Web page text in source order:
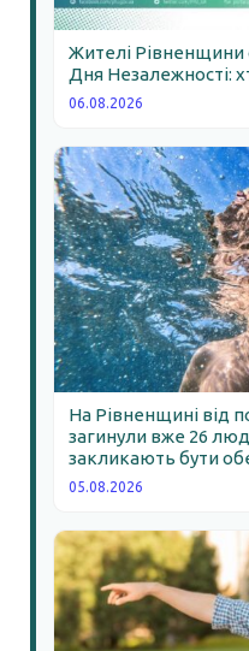
Жителі
Дня Незалежності:
06.08.2026
На Рівненщині від
загинули вже 26
закликають бути
05.08.2026